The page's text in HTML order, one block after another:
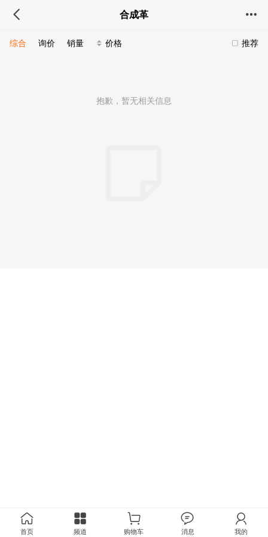
合成革
推荐
综合 询价 销量 价格
抱歉，暂无相关信息
首页 频道 购物车 消息 我的